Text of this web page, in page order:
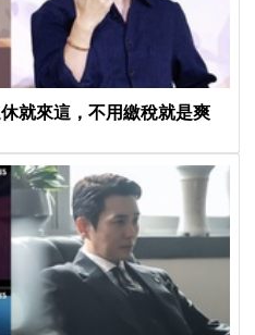
就來這，不用繳稅就是爽